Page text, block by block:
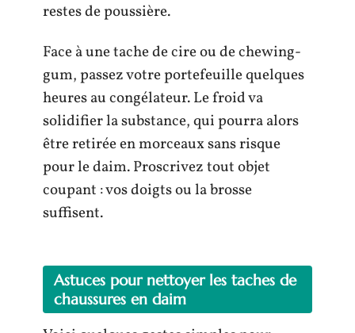
restes de poussière.
Face à une tache de cire ou de chewing-
gum, passez votre portefeuille quelques
heures au congélateur. Le froid va
solidifier la substance, qui pourra alors
être retirée en morceaux sans risque
pour le daim. Proscrivez tout objet
coupant : vos doigts ou la brosse
suffisent.
Astuces pour nettoyer les taches de
chaussures en daim